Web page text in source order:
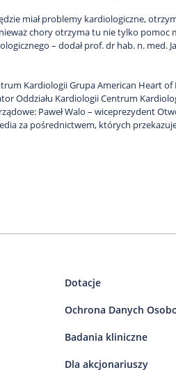
miał problemy kardiologiczne,
chory otrzyma tu nie tylko pomoc
– dodał prof. dr hab. n. med.
Kardiologii Grupa American Heart
Oddziału Kardiologii Centrum
Paweł Walo – wiceprezydent
za pośrednictwem, których
Dotacje
Ochrona Danych
Badania kliniczne
Dla akcjonariuszy